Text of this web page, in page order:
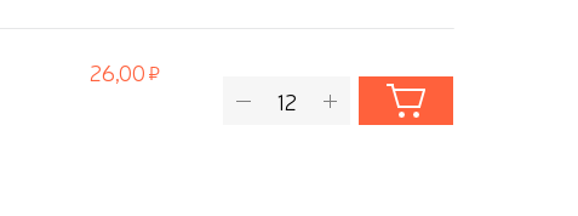
26,00